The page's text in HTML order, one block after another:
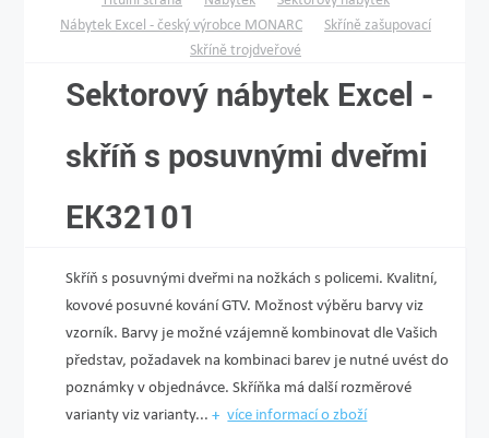
Nábytek Excel - český výrobce MONARC
Skříně zašupovací
Skříně trojdveřové
Sektorový nábytek Excel -
skříň s posuvnými dveřmi
EK32101
Skříň s posuvnými dveřmi na nožkách s policemi. Kvalitní,
kovové posuvné kování GTV. Možnost výběru barvy viz
vzorník. Barvy je možné vzájemně kombinovat dle Vašich
představ, požadavek na kombinaci barev je nutné uvést do
poznámky v objednávce. Skříňka má další rozměrové
varianty viz varianty...
více informací o zboží